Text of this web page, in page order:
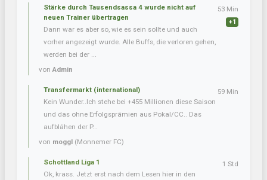
Stärke durch Tausendsassa 4 wurde nicht auf
neuen Trainer übertragen
Dann war es aber so, wie es sein sollte und auch
vorher angezeigt wurde. Alle Buffs, die verloren gehen,
werden bei der ...
vonAdmin
53 Min
+1
Transfermarkt (international)
Kein Wunder..Ich stehe bei +455 Millionen diese Saison
und das ohne Erfolgsprämien aus Pokal/CC.. Das
aufblähen der P...
von moggl (Monnemer FC)
59 Min
Schottland Liga 1
Ok, krass. Jetzt erst nach dem Lesen hier in den
1 Std